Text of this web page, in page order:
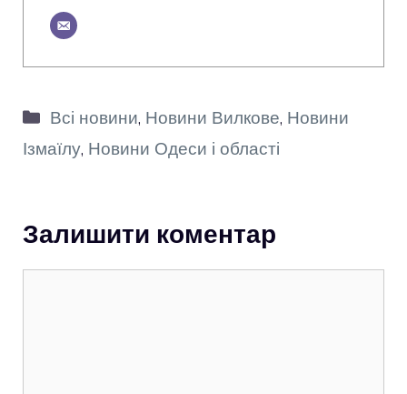
Категорії
Всі новини, Новини Вилкове, Новини
Ізмаїлу, Новини Одеси і області
Залишити коментар